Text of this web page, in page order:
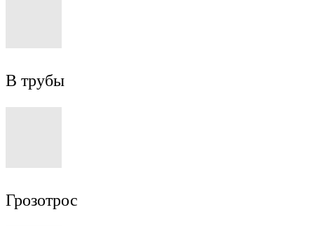
В трубы
Грозотрос